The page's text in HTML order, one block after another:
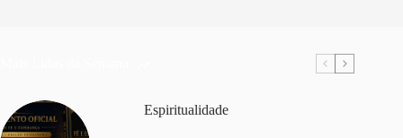
Espiritualidade